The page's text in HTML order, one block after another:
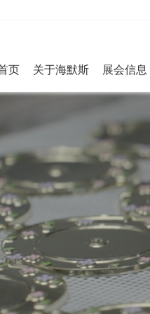
页 关于海默斯 展会信息